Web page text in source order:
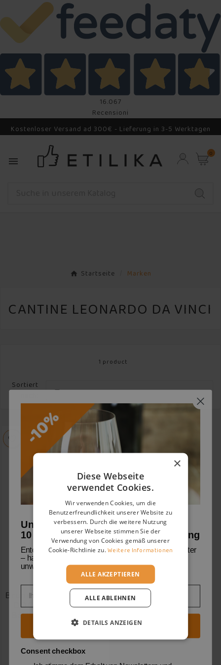
16.067
Recensioni
Kostenloser Versand ad 300€ - Lieferung in 3-5 Werktagen

0
Startseite Marken
CANTINE LEONARDO DA VINCI
1 product
Sortiert

Brunello Di Montalcino
DOCG San Giovanni
Battista I Capolavori
2012 - Cantine
Leonardo Da Vinci
25,26 €
Unser Willkommensgruß:
10 % Rabatt auf deine erste Bestellung
Entdecke mit uns die Welt der Weine und Weingüter
– handverlesene Geheimtipps und viele
unwiderstehliche Angebote warten auf dich.
Email
Jetzt Entdeckungsreise starten
Consent checkbox
×
Diese Webseite
verwendet Cookies.
Wir verwenden Cookies, um die
Benutzerfreundlichkeit unserer Website zu
verbessern. Durch die weitere Nutzung
unserer Webseite stimmen Sie der
Verwendung von Cookies gemäß unserer
Cookie-Richtlinie zu.Weitere Informationen
ALLE AKZEPTIEREN
ALLE ABLEHNEN
DETAILS ANZEIGEN